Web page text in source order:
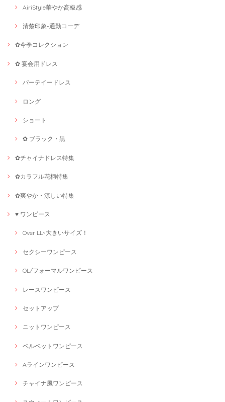
AiriStyle華やか高級感
清楚印象-通勤コーデ
✿今季コレクション
✿ 宴会用ドレス
パーテイードレス
ロング
ショート
✿ ブラック・黒
✿チャイナドレス特集
✿カラフル花柄特集
✿爽やか・涼しい特集
♥ ワンピース
Over LL~大きいサイズ！
セクシーワンピース
OL/フォーマルワンピース
レースワンピース
セットアップ
ニットワンピース
ベルベットワンピース
Aラインワンピース
チャイナ風ワンピース